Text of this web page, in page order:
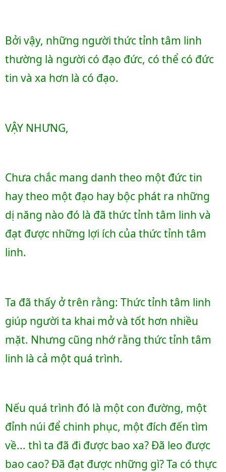
Bởi vậy, những người thức tỉnh tâm linh
thường là người có đạo đức, có thể có đức
tin và xa hơn là có đạo.
VẬY NHƯNG,
Chưa chắc mang danh theo một đức tin
hay theo một đạo hay bộc phát ra những
dị năng nào đó là đã thức tỉnh tâm linh và
đạt được những lợi ích của thức tỉnh tâm
linh.
Ta đã thấy ở trên rằng: Thức tỉnh tâm linh
giúp người ta khai mở và tốt hơn nhiều
mặt. Nhưng cũng nhớ rằng thức tỉnh tâm
linh là cả một quá trình.
Nếu quá trình đó là một con đường, một
đỉnh núi để chinh phục, một đích đến tìm
về... thì ta đã đi được bao xa? Đã leo được
bao cao? Đã đạt được những gì? Ta có thực